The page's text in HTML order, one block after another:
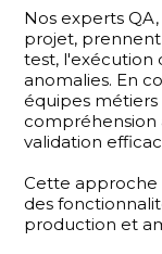
Nos experts
projet,
test, l'exécution
anomalies. En
équipes métiers
compréhension
validation
Cette
des
production et